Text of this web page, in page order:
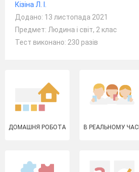
Кізіна Л. І.
Додано: 13 листопада 2021
Предмет: Людина і світ, 2 клас
Тест виконано: 230 разів
ДОМАШНЯ РОБОТА В РЕАЛЬНОМУ ЧАСІ